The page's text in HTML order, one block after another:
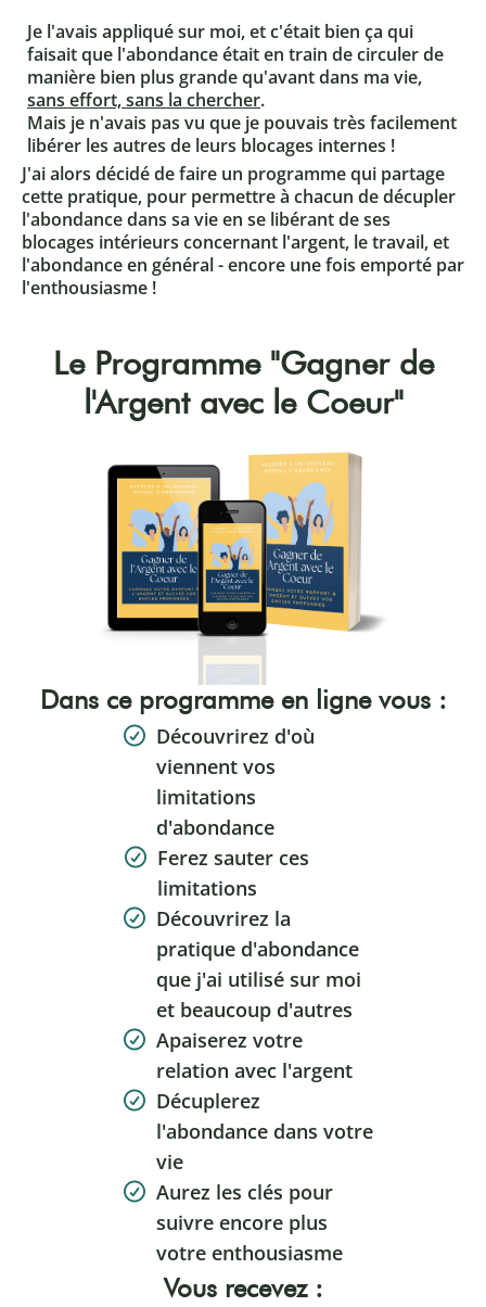
Je l'avais appliqué sur moi, et c'était bien ça qui
faisait que l'abondance était en train de circuler de
manière bien plus grande qu'avant dans ma vie,
sans effort, sans la chercher.
Mais je n'avais pas vu que je pouvais très facilement
libérer les autres de leurs blocages internes !
J'ai alors décidé de faire un programme qui partage
cette pratique, pour permettre à chacun de décupler
l'abondance dans sa vie en se libérant de ses
blocages intérieurs concernant l'argent, le travail, et
l'abondance en général - encore une fois emporté par
l'enthousiasme !
Le Programme "Gagner de
l'Argent avec le Coeur"
Dans ce programme en ligne vous :
Découvrirez d'où
viennent vos
limitations
d'abondance
Ferez sauter ces
limitations
Découvrirez la
pratique d'abondance
que j'ai utilisé sur moi
et beaucoup d'autres
Apaiserez votre
relation avec l'argent
Décuplerez
l'abondance dans votre
vie
Aurez les clés pour
suivre encore plus
votre enthousiasme
Vous recevez :